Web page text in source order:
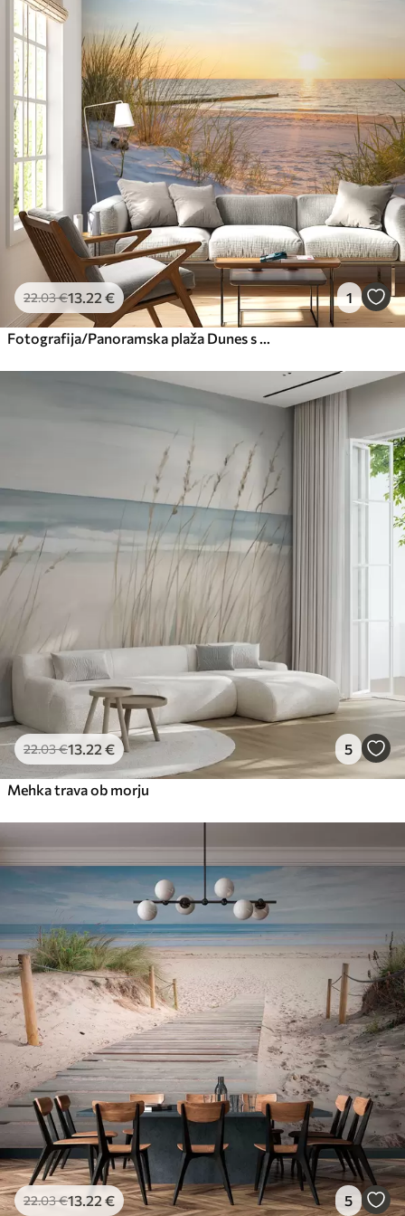
Premium
56 .00€/m²
Premium vinil
65 .00€/m²
Peel and Stick
81.6749.00€ /m²
22.03€13.22 € 1
Fotografija/Panoramska plaža Dunes s sončnim zahodom
22.03€13.22 € 5
Mehka trava ob morju
22.03€13.22€ 5